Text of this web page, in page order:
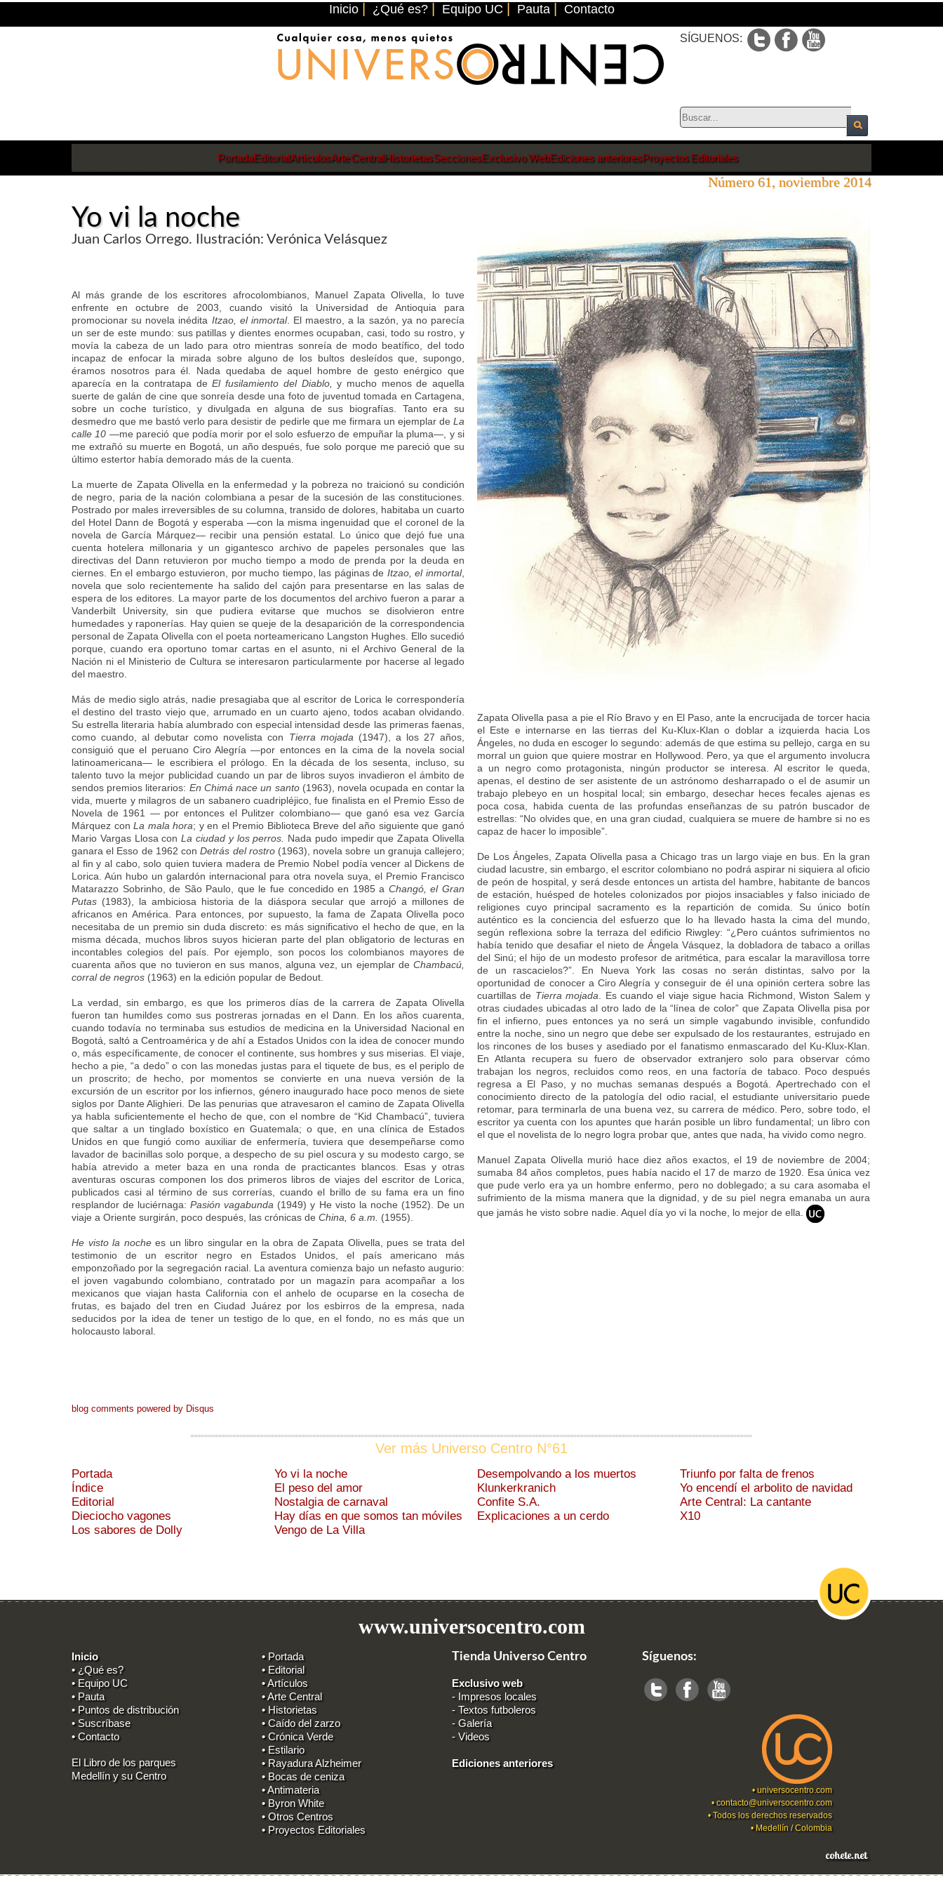
Inicio ¿Qué es? Equipo UC Pauta Contacto
SÍGUENOS:
PortadaEditorialArtículosArte CentralHistorietasSeccionesExclusivo WebEdiciones anterioresProyectos Editoriales
Número 61, noviembre 2014
Yo vi la noche
Juan Carlos Orrego. Ilustración: Verónica Velásquez
Al más grande de los escritores afrocolombianos, Manuel Zapata Olivella, lo tuve
enfrente en octubre de 2003, cuando visitó la Universidad de Antioquia para
promocionar su novela inédita Itzao, el inmortal. El maestro, a la sazón, ya no parecía
un ser de este mundo: sus patillas y dientes enormes ocupaban, casi, todo su rostro, y
movía la cabeza de un lado para otro mientras sonreía de modo beatífico, del todo
incapaz de enfocar la mirada sobre alguno de los bultos desleídos que, supongo,
éramos nosotros para él. Nada quedaba de aquel hombre de gesto enérgico que
aparecía en la contratapa deEl fusilamiento del Diablo,
y mucho menos de aquella
suerte de galán de cine que sonreía desde una foto de juventud tomada en Cartagena,
sobre un coche turístico, y divulgada en alguna de sus biografías. Tanto era su
desmedro que me bastó verlo para desistir de pedirle que me firmara un ejemplar de La
calle 10 —me pareció que podía morir por el solo esfuerzo de empuñar la pluma—, y si
me extrañó su muerte en Bogotá, un año después, fue solo porque me pareció que su
último estertor había demorado más de la cuenta.
La muerte de Zapata Olivella en la enfermedad y la pobreza no traicionó su condición
de negro, paria de la nación colombiana a pesar de la sucesión de las constituciones.
Postrado por males irreversibles de su columna, transido de dolores, habitaba un cuarto
del Hotel Dann de Bogotá y esperaba —con la misma ingenuidad que el coronel de la
novela de García Márquez— recibir una pensión estatal. Lo único que dejó fue una
cuenta hotelera millonaria y un gigantesco archivo de papeles personales que las
directivas del Dann retuvieron por mucho tiempo a modo de prenda por la deuda en
ciernes. En el embargo estuvieron, por mucho tiempo, las páginas de Itzao, el inmortal,
novela que solo recientemente ha salido del cajón para presentarse en las salas de
espera de los editores. La mayor parte de los documentos del archivo fueron a parar a
Vanderbilt University, sin que pudiera evitarse que muchos se disolvieron entre
humedades y raponerías. Hay quien se queje de la desaparición de la correspondencia
personal de Zapata Olivella con el poeta norteamericano Langston Hughes. Ello sucedió
porque, cuando era oportuno tomar cartas en el asunto, ni el Archivo General de la
Nación ni el Ministerio de Cultura se interesaron particularmente por hacerse al legado
del maestro.
Más de medio siglo atrás, nadie presagiaba que al escritor de Lorica le correspondería
el destino del trasto viejo que, arrumado en un cuarto ajeno, todos acaban olvidando.
Su estrella literaria había alumbrado con especial intensidad desde las primeras faenas,
como cuando, al debutar como novelista con Tierra mojada (1947), a los 27 años,
consiguió que el peruano Ciro Alegría —por entonces en la cima de la novela social
latinoamericana— le escribiera el prólogo. En la década de los sesenta, incluso, su
talento tuvo la mejor publicidad cuando un par de libros suyos invadieron el ámbito de
sendos premios literarios: En Chimá nace un santo(1963), novela ocupada en contar la
vida, muerte y milagros de un sabanero cuadripléjico, fue finalista en el Premio Esso de
Novela de 1961 — por entonces el Pulitzer colombiano— que ganó esa vez García
Márquez conLa mala hora; y en el Premio Biblioteca Breve del año siguiente que ganó
Mario Vargas Llosa conLa ciudad y los perros.
Nada pudo impedir que Zapata Olivella
ganara el Esso de 1962 conDetrás del rostro(1963), novela sobre un granuja callejero;
al fin y al cabo, solo quien tuviera madera de Premio Nobel podía vencer al Dickens de
Lorica. Aún hubo un galardón internacional para otra novela suya, el Premio Francisco
Matarazzo Sobrinho, de São Paulo, que le fue concedido en 1985 a Changó, el Gran
Putas (1983), la ambiciosa historia de la diáspora secular que arrojó a millones de
africanos en América. Para entonces, por supuesto, la fama de Zapata Olivella poco
necesitaba de un premio sin duda discreto: es más significativo el hecho de que, en la
misma década, muchos libros suyos hicieran parte del plan obligatorio de lecturas en
incontables colegios del país. Por ejemplo, son pocos los colombianos mayores de
cuarenta años que no tuvieron en sus manos, alguna vez, un ejemplar de Chambacú,
corral de negros (1963) en la edición popular de Bedout.
La verdad, sin embargo, es que los primeros días de la carrera de Zapata Olivella
fueron tan humildes como sus postreras jornadas en el Dann. En los años cuarenta,
cuando todavía no terminaba sus estudios de medicina en la Universidad Nacional en
Bogotá, saltó a Centroamérica y de ahí a Estados Unidos con la idea de conocer mundo
o, más específicamente, de conocer el continente, sus hombres y sus miserias. El viaje,
hecho a pie, “a dedo” o con las monedas justas para el tiquete de bus, es el periplo de
un proscrito; de hecho, por momentos se convierte en una nueva versión de la
excursión de un escritor por los infiernos, género inaugurado hace poco menos de siete
siglos por Dante Alighieri. De las penurias que atravesaron el camino de Zapata Olivella
ya habla suficientemente el hecho de que, con el nombre de “Kid Chambacú”, tuviera
que saltar a un tinglado boxístico en Guatemala; o que, en una clínica de Estados
Unidos en que fungió como auxiliar de enfermería, tuviera que desempeñarse como
lavador de bacinillas solo porque, a despecho de su piel oscura y su modesto cargo, se
había atrevido a meter baza en una ronda de practicantes blancos. Esas y otras
aventuras oscuras componen los dos primeros libros de viajes del escritor de Lorica,
publicados casi al término de sus correrías, cuando el brillo de su fama era un fino
resplandor de luciérnaga:Pasión vagabunda (1949) y He visto la noche (1952). De un
viaje a Oriente surgirán, poco después, las crónicas de China, 6 a.m. (1955).
He visto la nochees un libro singular en la obra de Zapata Olivella, pues se trata del
testimonio de un escritor negro en Estados Unidos, el país americano más
emponzoñado por la segregación racial. La aventura comienza bajo un nefasto augurio:
el joven vagabundo colombiano, contratado por un magazín para acompañar a los
mexicanos que viajan hasta California con el anhelo de ocuparse en la cosecha de
frutas, es bajado del tren en Ciudad Juárez por los esbirros de la empresa, nada
seducidos por la idea de tener un testigo de lo que, en el fondo, no es más que un
holocausto laboral.
Zapata Olivella pasa a pie el Río Bravo y en El Paso, ante la encrucijada de torcer hacia
el Este e internarse en las tierras del Ku-Klux-Klan o doblar a izquierda hacia Los
Ángeles, no duda en escoger lo segundo: además de que estima su pellejo, carga en su
morral un guion que quiere mostrar en Hollywood.
Pero, ya que el argumento involucra
a un negro como protagonista, ningún productor se interesa. Al escritor le queda,
apenas, el destino de ser asistente de un astrónomo desharrapado o el de asumir un
trabajo plebeyo en un hospital local; sin embargo, desechar heces fecales ajenas es
poca cosa, habida cuenta de las profundas enseñanzas de su patrón buscador de
estrellas: “No olvides que, en una gran ciudad, cualquiera se muere de hambre si no es
capaz de hacer lo imposible”.
De Los Ángeles, Zapata Olivella pasa a Chicago tras un largo viaje en bus. En la gran
ciudad lacustre, sin embargo, el escritor colombiano no podrá aspirar ni siquiera al oficio
de peón de hospital, y será desde entonces un artista del hambre, habitante de bancos
de estación, huésped de hoteles colonizados por piojos insaciables y falso iniciado de
religiones cuyo principal sacramento es la repartición de comida. Su único botín
auténtico es la conciencia del esfuerzo que lo ha llevado hasta la cima del mundo,
según reflexiona sobre la terraza del edificio Riwgley: “¿Pero cuántos sufrimientos no
había tenido que desafiar el nieto de Ángela Vásquez, la dobladora de tabaco a orillas
del Sinú; el hijo de un modesto profesor de aritmética, para escalar la maravillosa torre
de un rascacielos?”. En Nueva York las cosas no serán distintas, salvo por la
oportunidad de conocer a Ciro Alegría y conseguir de él una opinión certera sobre las
cuartillas de Tierra mojada . Es cuando el viaje sigue hacia Richmond, Wiston Salem y
otras ciudades ubicadas al otro lado de la “línea de color” que Zapata Olivella pisa por
fin el infierno, pues entonces ya no será un simple vagabundo invisible, confundido
entre la noche, sino un negro que debe ser expulsado de los restaurantes, estrujado en
los rincones de los buses y asediado por el fanatismo enmascarado del Ku-Klux-Klan.
En Atlanta recupera su fuero de observador extranjero solo para observar cómo
trabajan los negros, recluidos como reos, en una factoría de tabaco. Poco después
regresa a El Paso, y no muchas semanas después a Bogotá. Apertrechado con el
conocimiento directo de la patología del odio racial, el estudiante universitario puede
retomar, para terminarla de una buena vez, su carrera de médico. Pero, sobre todo, el
escritor ya cuenta con los apuntes que harán posible un libro fundamental; un libro con
el que el novelista de lo negro logra probar que, antes que nada, ha vivido como negro.
Manuel Zapata Olivella murió hace diez años exactos, el 19 de noviembre de 2004;
sumaba 84 años completos, pues había nacido el 17 de marzo de 1920. Esa única vez
que pude verlo era ya un hombre enfermo, pero no doblegado; a su cara asomaba el
sufrimiento de la misma manera que la dignidad, y de su piel negra emanaba un aura
que jamás he visto sobre nadie. Aquel día yo vi la noche, lo mejor de ella.
blog comments powered by Disqus
Ver más Universo Centro N°61
Portada
Índice
Editorial
Dieciocho vagones
Los sabores de Dolly
Yo vi la noche
El peso del amor
Nostalgia de carnaval
Hay días en que somos tan móviles
Vengo de La Villa
Desempolvando a los muertos
Klunkerkranich
Confite S.A.
Explicaciones a un cerdo
Triunfo por falta de frenos
Yo encendí el arbolito de navidad
Arte Central: La cantante
X10
www.universocentro.com
Inicio
• ¿Qué es?
• Equipo UC
• Pauta
• Puntos de distribución
• Suscríbase
• Contacto
El Libro de los parques
Medellín y su Centro
• Portada
• Editorial
• Artículos
• Arte Central
• Historietas
• Caído del zarzo
• Crónica Verde
• Estilario
• Rayadura Alzheimer
• Bocas de ceniza
• Antimateria
• Byron White
• Otros Centros
• Proyectos Editoriales
Tienda Universo Centro
Exclusivo web
- Impresos locales
-Textos futboleros
-Galería
-Videos
Ediciones anteriores
Síguenos:
•universocentro.com
•contacto@universocentro.com
• Todos los derechos reservados
• Medellín / Colombia